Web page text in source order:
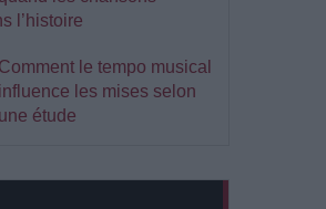
l’histoire
Comment le tempo musical
influence les mises selon
une étude